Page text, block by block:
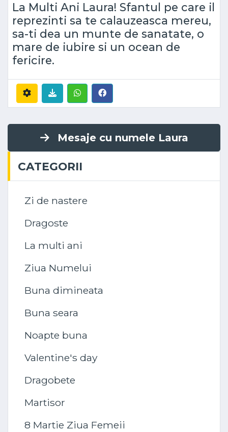
La Multi Ani Laura! Sfantul pe care il
reprezinti sa te calauzeasca mereu,
sa-ti dea un munte de sanatate, o
mare de iubire si un ocean de
fericire.
Mesaje cu numele Laura
CATEGORII
Zi de nastere
Dragoste
La multi ani
Ziua Numelui
Buna dimineata
Buna seara
Noapte buna
Valentine's day
Dragobete
Martisor
8 Martie Ziua Femeii